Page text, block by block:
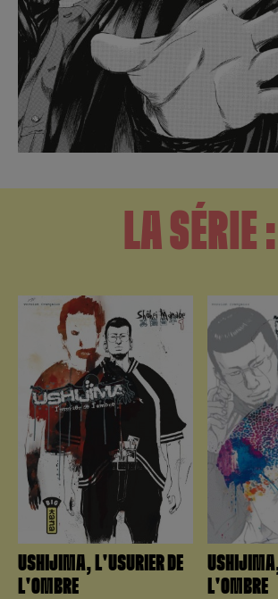
LA SÉRIE :
USHIJIMA, L'USURIER DE
L'OMBRE
L'OMBRE